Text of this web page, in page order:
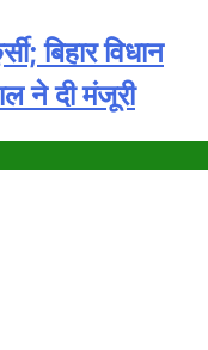
बिहार विधान
ने दी मंजूरी